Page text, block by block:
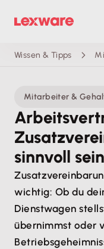
Wissen & Tipps
Mitarbeiter &
sinnvoll
wichtig: Ob du
Dienstwagen
übernimmst oder